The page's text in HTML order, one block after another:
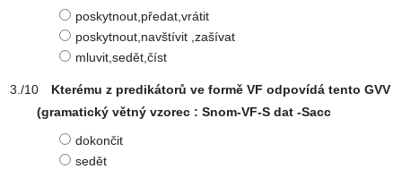
poskytnout,předat,vrátit
poskytnout,navštívit ,zašívat
mluvit,sedět,číst
Kterému z predikátorů ve formě VF odpovídá tento GVV
(gramatický větný vzorec : Snom-VF-S dat -Sacc
dokončit
sedět